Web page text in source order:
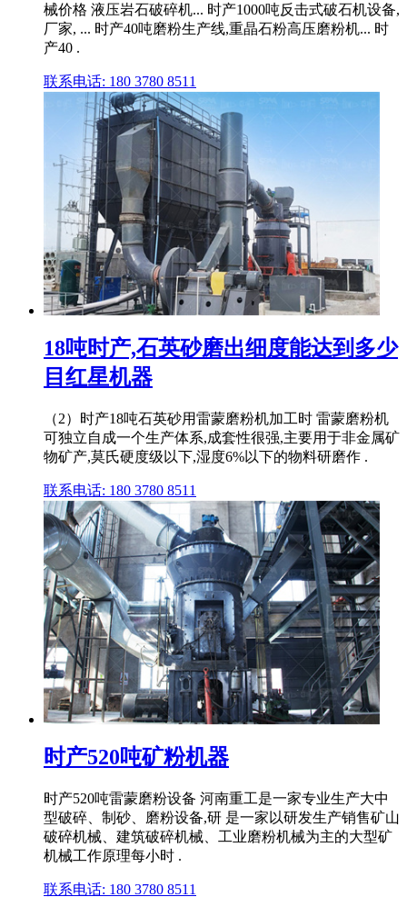
械价格 液压岩石破碎机... 时产1000吨反击式破石机设备,
厂家, ... 时产40吨磨粉生产线,重晶石粉高压磨粉机... 时
产40 .
联系电话: 180 3780 8511
18吨时产,石英砂磨出细度能达到多少
目红星机器
（2）时产18吨石英砂用雷蒙磨粉机加工时 雷蒙磨粉机
可独立自成一个生产体系,成套性很强,主要用于非金属矿
物矿产,莫氏硬度级以下,湿度6%以下的物料研磨作 .
联系电话: 180 3780 8511
时产520吨矿粉机器
时产520吨雷蒙磨粉设备 河南重工是一家专业生产大中
型破碎、制砂、磨粉设备,研 是一家以研发生产销售矿山
破碎机械、建筑破碎机械、工业磨粉机械为主的大型矿
机械工作原理每小时 .
联系电话: 180 3780 8511